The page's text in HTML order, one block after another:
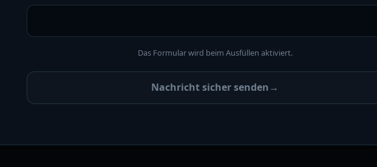
Das Formular wird beim Ausfüllen aktiviert.
Nachricht sicher senden→